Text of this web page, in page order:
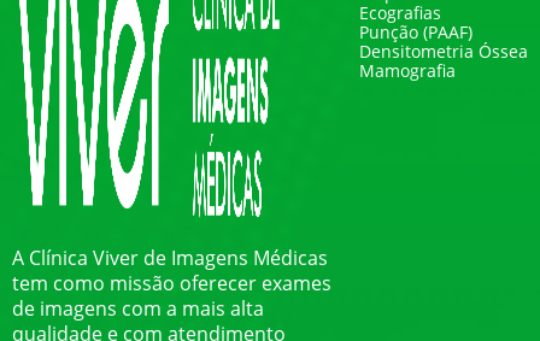
A Clínica Viver de Imagens Médicas
tem como missão oferecer exames
de imagens com a mais alta
qualidade e com atendimento
Ecografias
Punção (PAAF)
Densitometria Óssea
Mamografia